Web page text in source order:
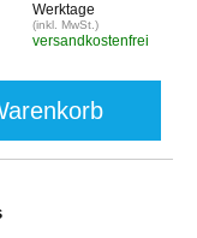
Werktage
(inkl. MwSt.)
versandkostenfrei